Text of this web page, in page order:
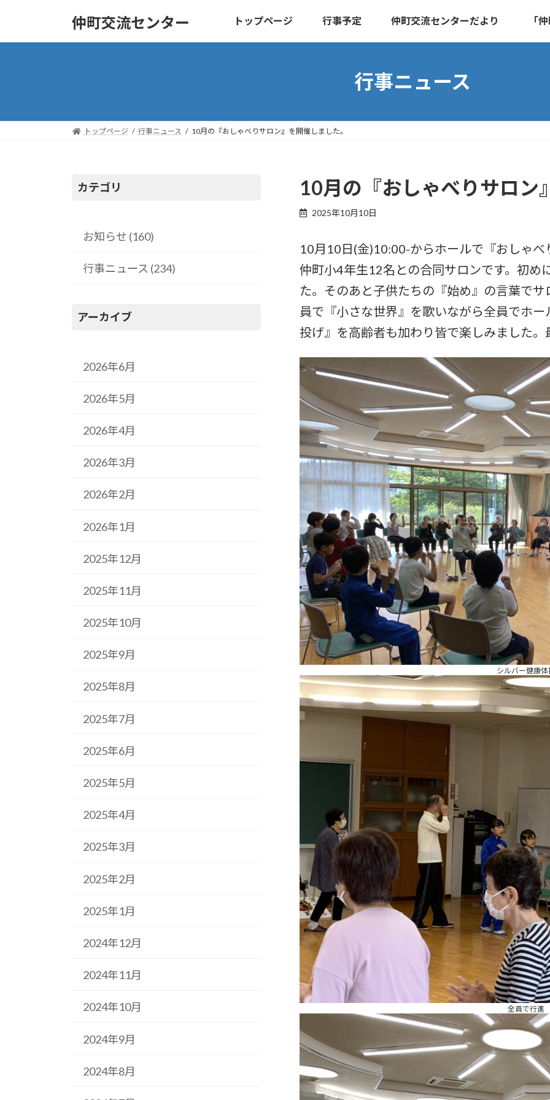
テ
ゲ
仲町交流センター トップページ 行事予定 仲町交流センターだより 「
行事ニュース
トップページ 行事ニュース 10月の『おしゃべりサロン』を開催しました。
10月の『おしゃべりサロン
2025年10月10日
10月10日(金)10:00-からホールで『おしゃ
仲町小4年生12名との合同サロンです。初め
た。そのあと子供たちの『始め』の言葉で
員で『小さな世界』を歌いながら全員でホ
投げ』を高齢者も加わり皆で楽しみました
シルバー健康体
全員で行進
カテゴリ
お知らせ (160)
行事ニュース (234)
アーカイブ
2026年6月
2026年5月
2026年4月
2026年3月
2026年2月
2026年1月
2025年12月
2025年11月
2025年10月
2025年9月
2025年8月
2025年7月
2025年6月
2025年5月
2025年4月
2025年3月
2025年2月
2025年1月
2024年12月
2024年11月
2024年10月
2024年9月
2024年8月